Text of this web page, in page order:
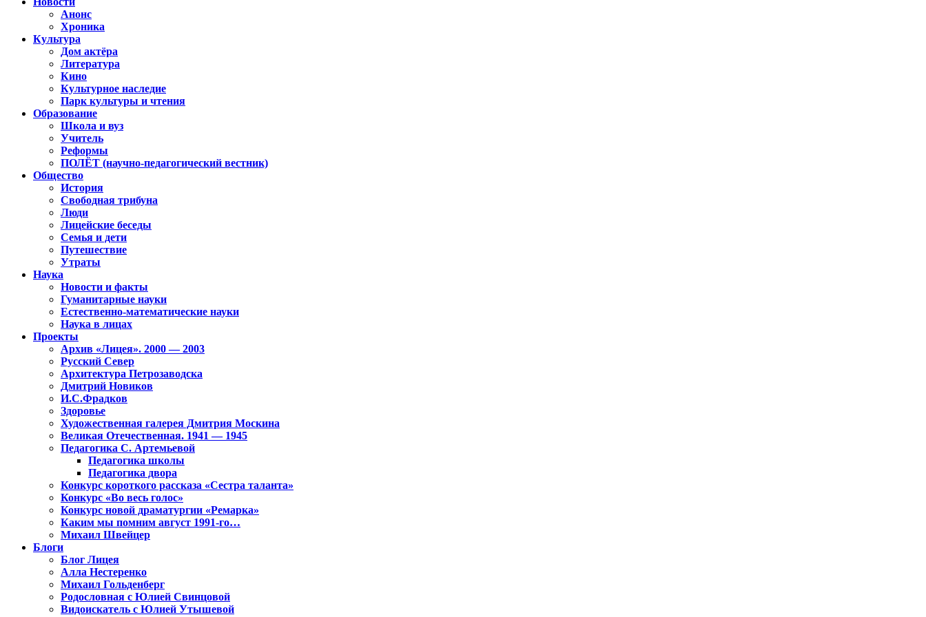
Анонс
Хроника
Культура
Дом актёра
Литература
Кино
Культурное наследие
Парк культуры и чтения
Образование
Школа и вуз
Учитель
Реформы
ПОЛЁТ (научно-педагогический вестник)
Общество
История
Свободная трибуна
Люди
Лицейские беседы
Семья и дети
Путешествие
Утраты
Наука
Новости и факты
Гуманитарные науки
Естественно-математические науки
Наука в лицах
Проекты
Архив «Лицея». 2000 — 2003
Русский Север
Архитектура Петрозаводска
Дмитрий Новиков
И.С.Фрадков
Здоровье
Художественная галерея Дмитрия Москина
Великая Отечественная. 1941 — 1945
Педагогика С. Артемьевой
Педагогика школы
Педагогика двора
Конкурс короткого рассказа «Сестра таланта»
Конкурс «Во весь голос»
Конкурс новой драматургии «Ремарка»
Каким мы помним август 1991-го…
Михаил Швейцер
Блоги
Блог Лицея
Алла Нестеренко
Михаил Гольденберг
Родословная с Юлией Свинцовой
Видоискатель с Юлией Утышевой